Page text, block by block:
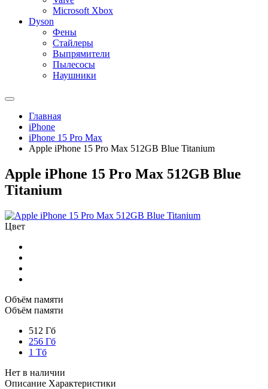
Microsoft Xbox
Dyson
Фены
Стайлеры
Выпрямители
Пылесосы
Наушники
Главная
iPhone
iPhone 15 Pro Max
Apple iPhone 15 Pro Max 512GB Blue Titanium
Apple iPhone 15 Pro Max 512GB Blue
Titanium
Цвет
Объём памяти
Объём памяти
512 Гб
256 Гб
1 Тб
Нет в наличии
Описание Характеристики